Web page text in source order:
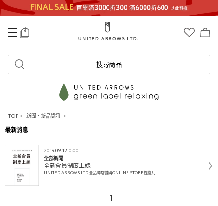
搜尋商品
TOP > 新聞・新品資訊 >
最新消息
2019.09.12 0:00
全部新聞
全新會員制度上線
UNITED ARROWS LTD.全品牌店鋪與ONLINE STORE皆能共…
1